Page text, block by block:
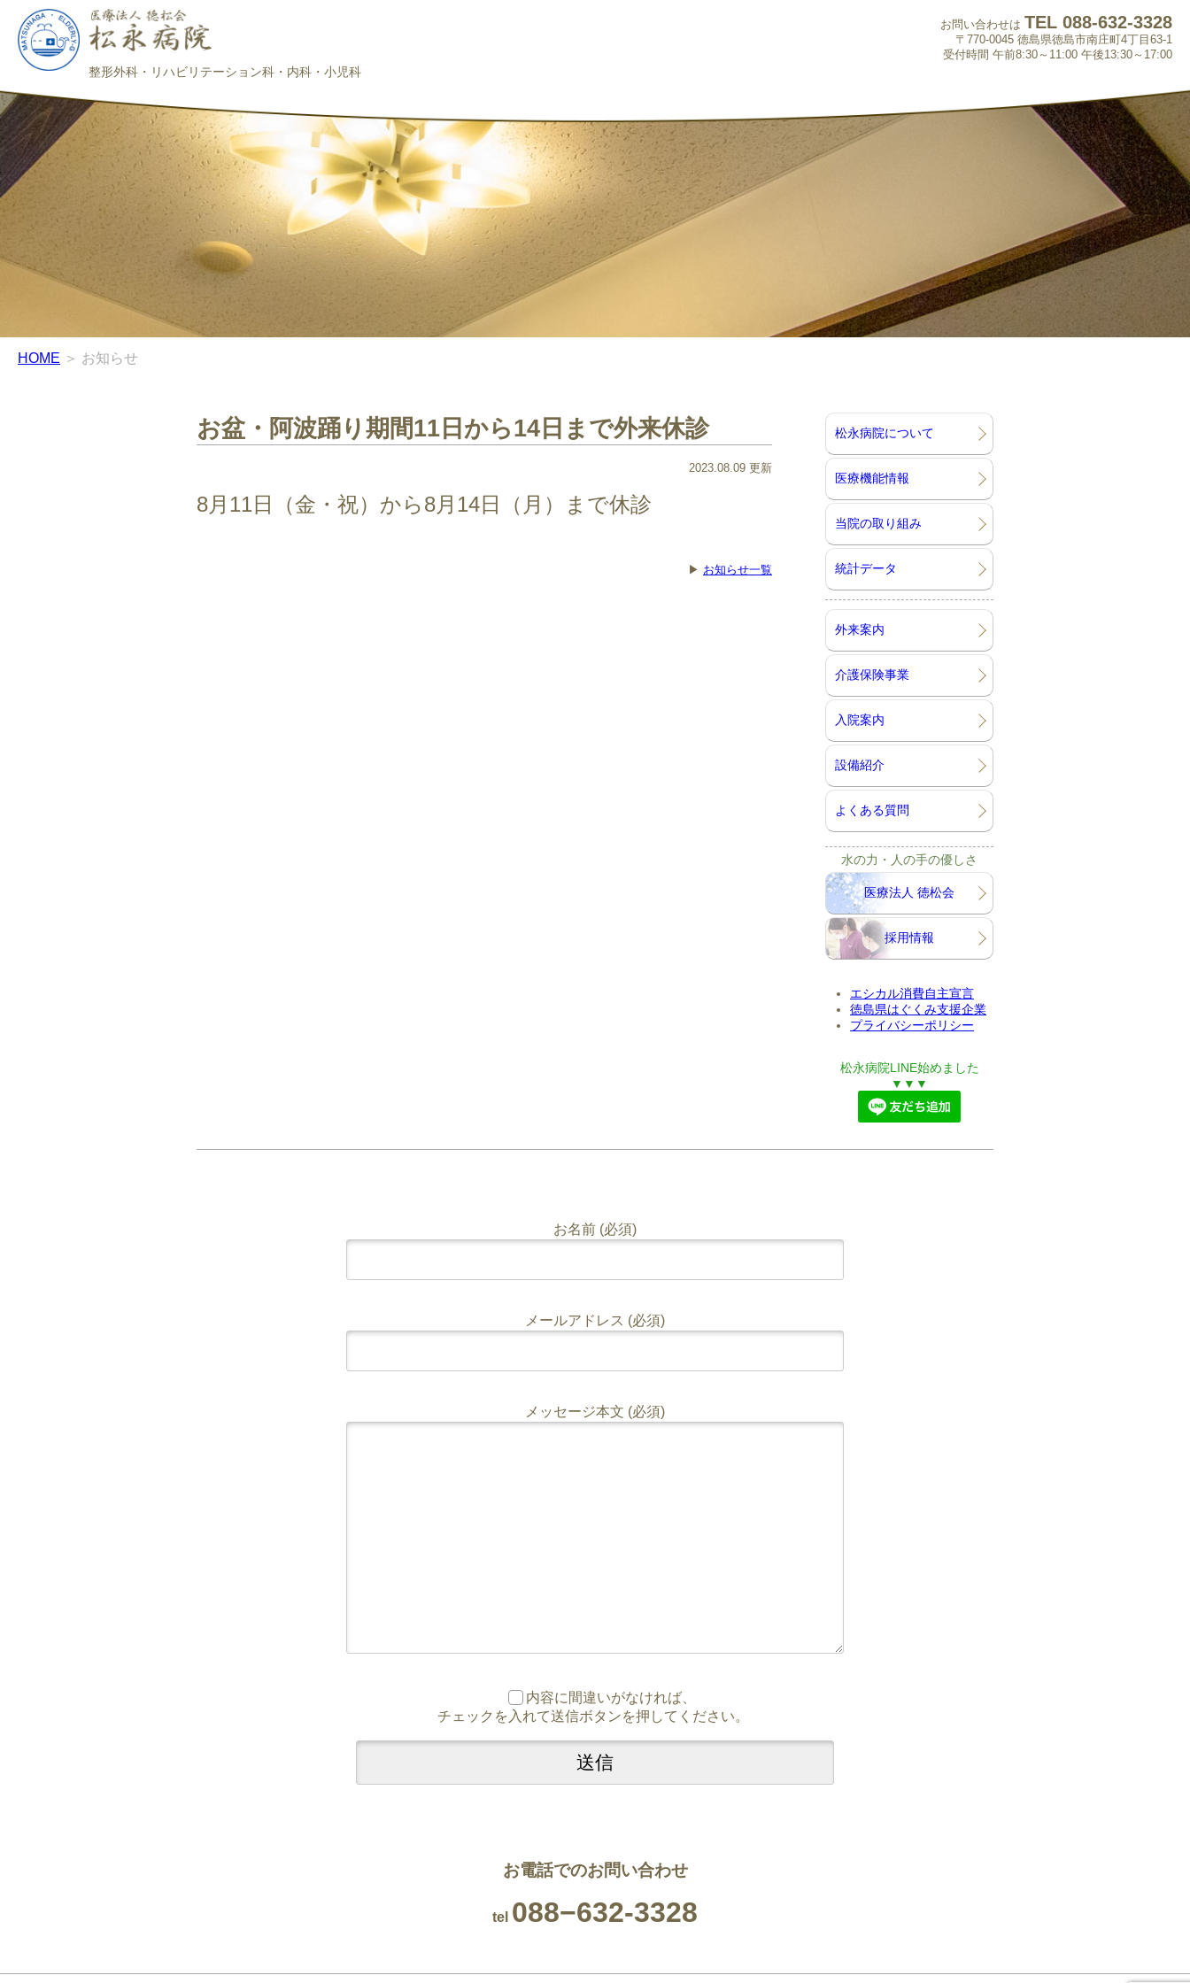
整形外科・リハビリテーション科・内科・小児科
お問い合わせは TEL 088-632-3328
〒770-0045 徳島県徳島市南庄町4丁目63-1
受付時間 午前8:30～11:00 午後13:30～17:00
HOME ＞ お知らせ
お盆・阿波踊り期間11日から14日まで外来休診
2023.08.09 更新
8月11日（金・祝）から8月14日（月）まで休診
▶ お知らせ一覧
松永病院について
医療機能情報
当院の取り組み
統計データ
外来案内
介護保険事業
入院案内
設備紹介
よくある質問
水の力・人の手の優しさ
医療法人 徳松会
採用情報
エシカル消費自主宣言
徳島県はぐくみ支援企業
プライバシーポリシー
松永病院LINE始めました
▼▼▼
お名前 (必須)
メールアドレス (必須)
メッセージ本文 (必須)
内容に間違いがなければ、
チェックを入れて送信ボタンを押してください。
お電話でのお問い合わせ
tel 088−632-3328